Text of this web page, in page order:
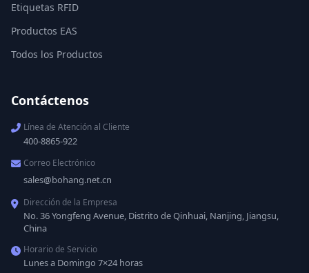
Etiquetas RFID
Productos EAS
Todos los Productos
Contáctenos
Línea de Atención al Cliente
400-8865-922
Correo Electrónico
sales@bohang.net.cn
Dirección de la Empresa
No. 36 Yongfeng Avenue, Distrito de Qinhuai, Nanjing, Jiangsu,
China
Horario de Servicio
Lunes a Domingo 7×24 horas